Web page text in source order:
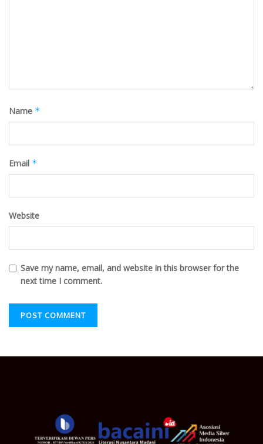
Name *
Email *
Website
Save my name, email, and website in this browser for the
next time I comment.